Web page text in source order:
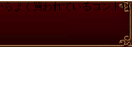
らよく買われているコントロ